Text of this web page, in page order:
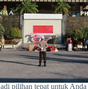
pilihan tepat untuk